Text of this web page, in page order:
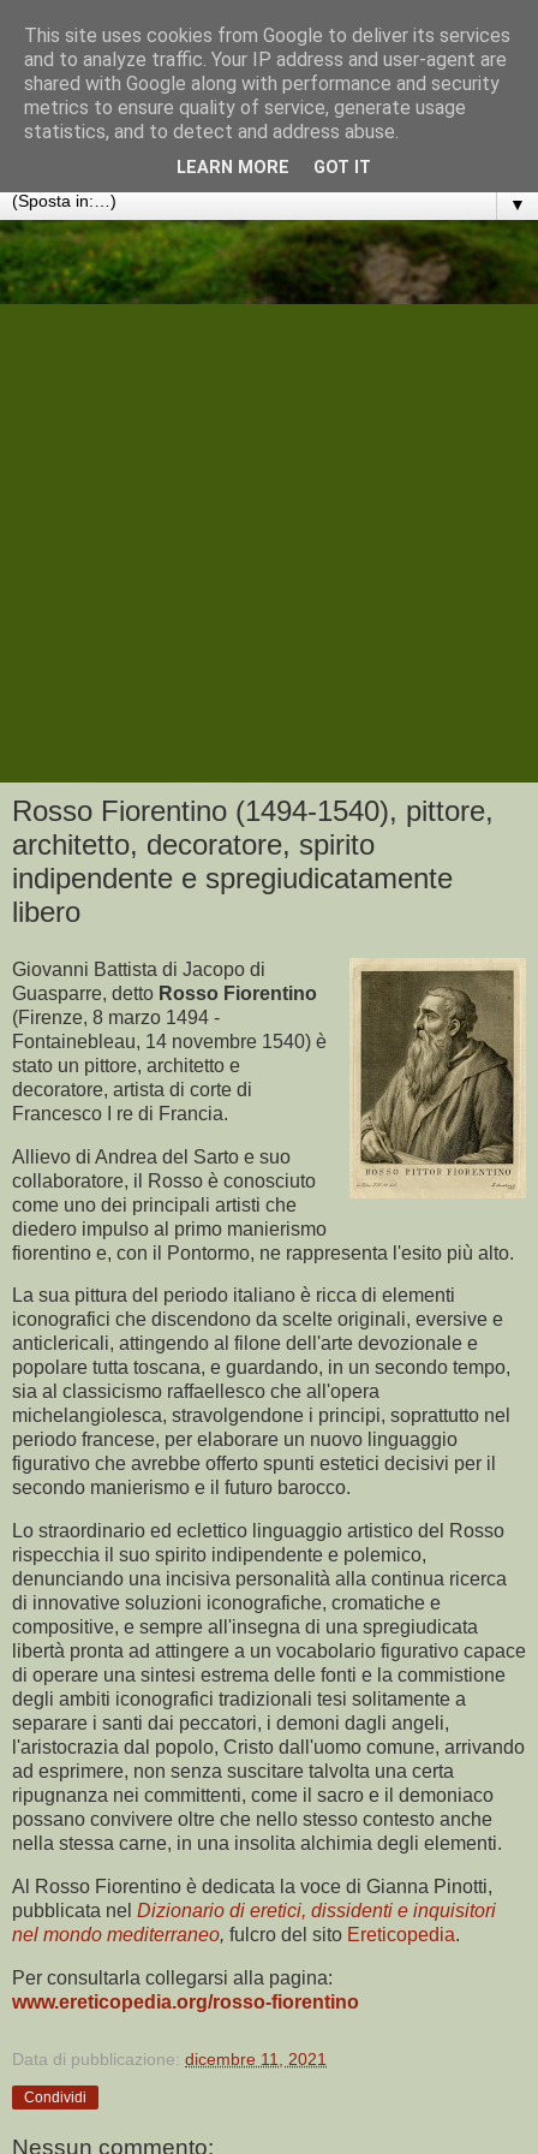
Cantiere Storico Filologico
Convergenze umanistiche in rete. Note, discussioni e
disseminazioni
▼
Rosso Fiorentino (1494-1540), pittore,
architetto, decoratore, spirito
indipendente e spregiudicatamente
libero
Giovanni Battista di Jacopo di
Guasparre, detto Rosso Fiorentino
(Firenze, 8 marzo 1494 -
Fontainebleau, 14 novembre 1540) è
stato un pittore, architetto e
decoratore, artista di corte di
Francesco I re di Francia.
Allievo di Andrea del Sarto e suo
collaboratore, il Rosso è conosciuto
come uno dei principali artisti che
diedero impulso al primo manierismo
fiorentino e, con il Pontormo, ne rappresenta l'esito più alto.
La sua pittura del periodo italiano è ricca di elementi
iconografici che discendono da scelte originali, eversive e
anticlericali, attingendo al filone dell'arte devozionale e
popolare tutta toscana, e guardando, in un secondo tempo,
sia al classicismo raffaellesco che all'opera
michelangiolesca, stravolgendone i principi, soprattutto nel
periodo francese, per elaborare un nuovo linguaggio
figurativo che avrebbe offerto spunti estetici decisivi per il
secondo manierismo e il futuro barocco.
Lo straordinario ed eclettico linguaggio artistico del Rosso
rispecchia il suo spirito indipendente e polemico,
denunciando una incisiva personalità alla continua ricerca
di innovative soluzioni iconografiche, cromatiche e
compositive, e sempre all'insegna di una spregiudicata
libertà pronta ad attingere a un vocabolario figurativo capace
di operare una sintesi estrema delle fonti e la commistione
degli ambiti iconografici tradizionali tesi solitamente a
separare i santi dai peccatori, i demoni dagli angeli,
l'aristocrazia dal popolo, Cristo dall'uomo comune, arrivando
ad esprimere, non senza suscitare talvolta una certa
ripugnanza nei committenti, come il sacro e il demoniaco
possano convivere oltre che nello stesso contesto anche
nella stessa carne, in una insolita alchimia degli elementi.
Al Rosso Fiorentino è dedicata la voce di Gianna Pinotti,
pubblicata nel Dizionario di eretici, dissidenti e inquisitori
nel mondo mediterraneo, fulcro del sito Ereticopedia.
Per consultarla collegarsi alla pagina:
www.ereticopedia.org/rosso-fiorentino
Data di pubblicazione: dicembre 11, 2021
Condividi
Nessun commento:
This site uses cookies from Google to deliver its services
and to analyze traffic. Your IP address and user-agent are
shared with Google along with performance and security
metrics to ensure quality of service, generate usage
statistics, and to detect and address abuse.
LEARN MORE GOT IT